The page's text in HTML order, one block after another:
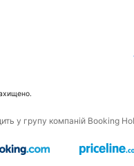
у групу компаній Booking